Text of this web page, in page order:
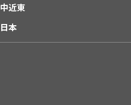
中近東
日本